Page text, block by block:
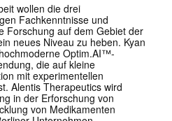
wollen die drei
Fachkenntnisse und
Forschung auf dem Gebiet der
neues Niveau zu heben. Kyan
Optim.AI™-
die auf kleine
mit experimentellen
Alentis Therapeutics wird
in der Erforschung von
von Medikamenten